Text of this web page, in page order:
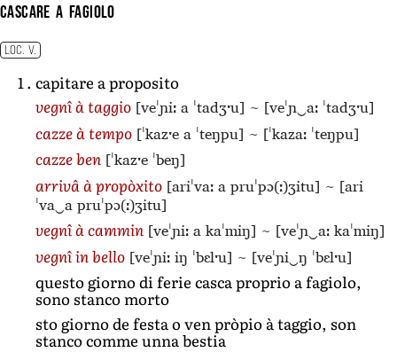
cascare a fagiolo
LOC. V.
capitare a proposito
vegnî à taggio [veˈɲiː a ˈtadʒˑu] ~ [veˈɲ‿aː ˈtadʒˑu]
cazze à tempo [ˈkazˑe a ˈteŋpu] ~ [ˈkazaː ˈteŋpu]
cazze ben [ˈkazˑe ˈbeŋ]
arrivâ à propòxito [ariˈvaː a pruˈpɔ(ː)ʒitu] ~ [ari
ˈva‿a pruˈpɔ(ː)ʒitu]
vegnî à cammin [veˈɲiː a kaˈmiŋ] ~ [veˈɲ‿aː kaˈmiŋ]
vegnî in bello [veˈɲiː iŋ ˈbɛlˑu] ~ [veˈɲi‿ŋ ˈbɛlˑu]
questo giorno di ferie casca proprio a fagiolo,
sono stanco morto
sto giorno de festa o ven pròpio à taggio, son
stanco comme unna bestia